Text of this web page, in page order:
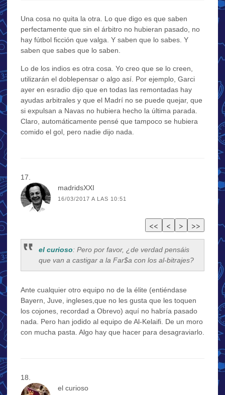
Una cosa no quita la otra. Lo que digo es que saben
perfectamente que sin el árbitro no hubieran pasado, no
hay fútbol ficción que valga. Y saben que lo sabes. Y
saben que sabes que lo saben.
Lo de los indios es otra cosa. Yo creo que se lo creen,
utilizarán el doblepensar o algo así. Por ejemplo, Garci
ayer en esradio dijo que en todas las remontadas hay
ayudas arbitrales y que el Madrí no se puede quejar, que
si expulsan a Navas no hubiera hecho la última parada.
Claro, automáticamente pensé que tampoco se hubiera
comido el gol, pero nadie dijo nada.
madridsXXI
16/03/2017 A LAS 10:51
el curioso: Pero por favor, ¿de verdad pensáis
que van a castigar a la Far$a con los al-bitrajes?
Ante cualquier otro equipo no de la élite (entiéndase
Bayern, Juve, ingleses,que no les gusta que les toquen
los cojones, recordad a Obrevo) aquí no habría pasado
nada. Pero han jodido al equipo de Al-Kelaifi. De un moro
con mucha pasta. Algo hay que hacer para desagraviarlo.
el curioso